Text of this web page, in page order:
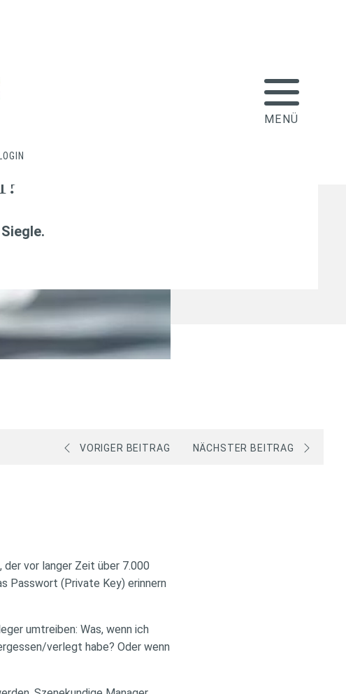
direkten
.
VORIGER BEITRAG NÄCHSTER BEITRAG
vor langer Zeit über 7.000
Passwort (Private Key) erinnern
umtreiben: Was, wenn ich
verlegt habe? Oder wenn